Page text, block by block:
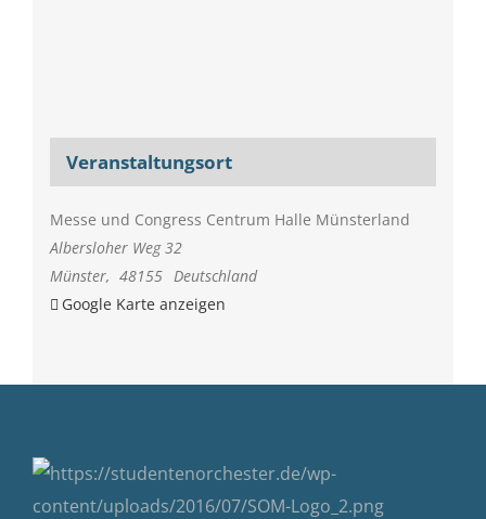
Veranstaltungsort
Messe und Congress Centrum Halle Münsterland
Albersloher Weg 32
Münster, 48155 Deutschland
Google Karte anzeigen